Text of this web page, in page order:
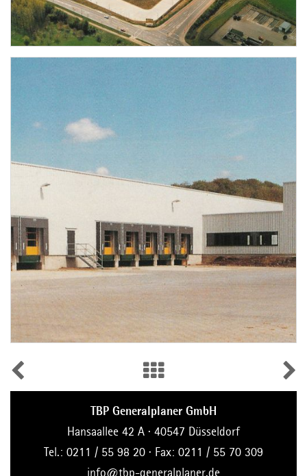
TBP Generalplaner GmbH
Hansaallee 42 A · 40547 Düsseldorf
Tel.: 0211 / 55 98 20 · Fax: 0211 / 55 70 309
info@tbp-generalplaner.de